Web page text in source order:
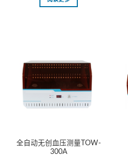
全自动无创血压测量TOW-
300A